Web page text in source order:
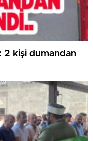
2 kişi dumandan